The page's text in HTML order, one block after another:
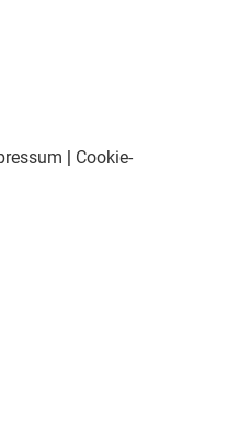
Cookie-